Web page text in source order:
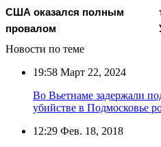
США оказался полным
провалом
Новости по теме
19:58 Март 22, 2024
Во Вьетнаме задержали
убийстве в Подмосковье
12:29 Фев. 18, 2018